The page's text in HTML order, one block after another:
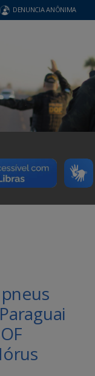
DENUNCIA ANÔNIMA